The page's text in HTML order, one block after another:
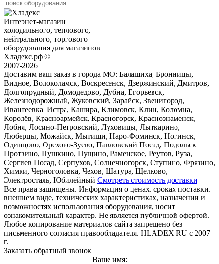
Интернет-магазин
холодильного, теплового,
нейтрального, торгового
оборудования для магазинов
Хладекс.рф ©
2007-2026
Доставим ваш заказ в города МО: Балашиха, Бронницы,
Видное, Волоколамск, Воскресенск, Дзержинский, Дмитров,
Долгопрудный, Домодедово, Дубна, Егорьевск,
Железнодорожный, Жуковский, Зарайск, Звенигород,
Ивантеевка, Истра, Кашира, Климовск, Клин, Коломна,
Королёв, Красноармейск, Красногорск, Краснознаменск,
Лобня, Лосино-Петровский, Луховицы, Лыткарино,
Люберцы, Можайск, Мытищи, Наро-Фоминск, Ногинск,
Одинцово, Орехово-Зуево, Павловский Посад, Подольск,
Протвино, Пушкино, Пущино, Раменское, Реутов, Руза,
Сергиев Посад, Серпухов, Солнечногорск, Ступино, Фрязино,
Химки, Черноголовка, Чехов, Шатура, Щелково,
Электросталь, Юбилейный Смотреть стоимость доставки
Все права защищены. Информация о ценах, сроках поставки,
внешнем виде, технических характеристиках, назначении и
возможностях использования оборудования, носит
ознакомительный характер. Не является публичной офертой.
Любое копирование материалов сайта запрещено без
письменного согласия правообладателя. HLADEX.RU c 2007
г.
Заказать обратный звонок
Ваше имя: